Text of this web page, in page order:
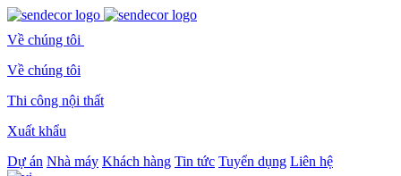
Về chúng tôi
Về chúng tôi
Thi công nội thất
Xuất khẩu
Dự án Nhà máy Khách hàng Tin tức Tuyển dụng Liên hệ